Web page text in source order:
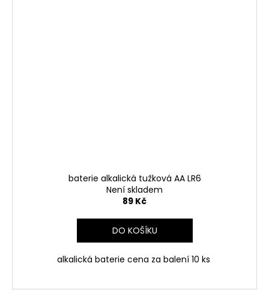
baterie alkalická tužková AA LR6
Není skladem
89 Kč
DO KOŠÍKU
alkalická baterie cena za balení 10 ks